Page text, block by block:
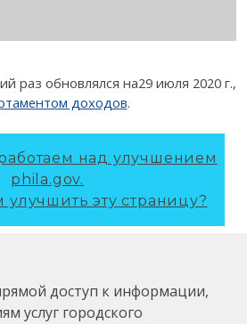
раз обновлялся на29 июля 2020 г.,
доходов.
над улучшением
phila.gov.
эту страницу?
доступ к информации,
услуг городского